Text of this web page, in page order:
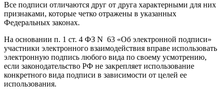
Все подписи отличаются друг от друга характерными для них
признаками, которые четко отражены в указанных
Федеральных законах.
На основании п. 1 ст. 4 ФЗ N 63 «Об электронной подписи»
участники электронного взаимодействия вправе использовать
электронную подпись любого вида по своему усмотрению,
если законодательство РФ не закрепляет использование
конкретного вида подписи в зависимости от целей ее
использования.